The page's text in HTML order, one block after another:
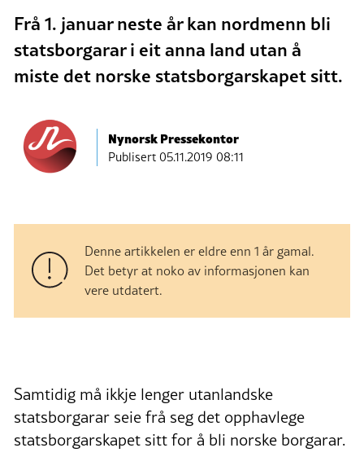
Frå 1. januar neste år kan nordmenn bli
statsborgarar i eit anna land utan å
miste det norske statsborgarskapet sitt.
Nynorsk Pressekontor
Publisert05.11.2019 08:11
Denne artikkelen er eldre enn 1 år gamal.
Det betyr at noko av informasjonen kan
vere utdatert.
Samtidig må ikkje lenger utanlandske
statsborgarar seie frå seg det opphavlege
statsborgarskapet sitt for å bli norske borgarar.